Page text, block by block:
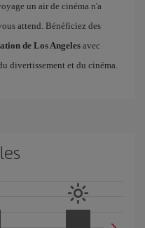
un air de cinéma n'a
attend. Bénéficiez des
de Los Angeles avec
divertissement et du cinéma.